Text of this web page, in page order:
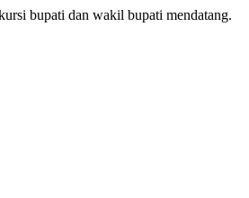
bupati dan wakil bupati mendatang.